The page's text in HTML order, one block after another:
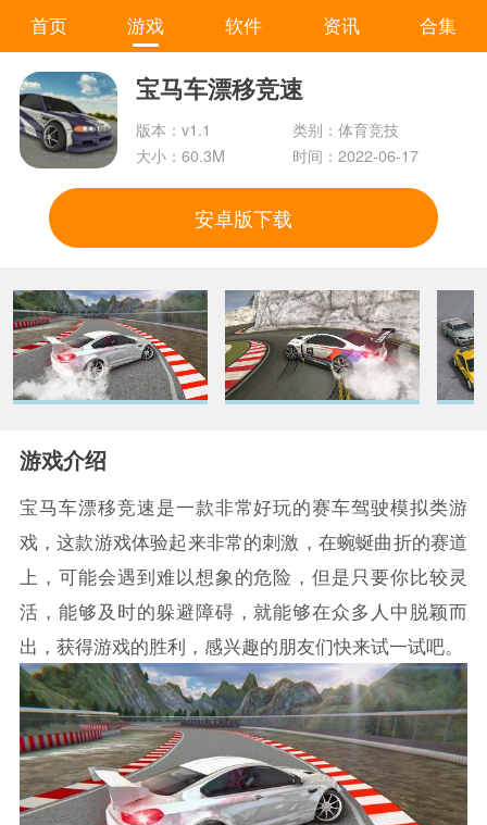
首页 游戏 软件 资讯 合集
宝马车漂移竞速
版本：v1.1
类别：体育竞技
大小：60.3M
时间：2022-06-17
安卓版下载
游戏介绍
宝马车漂移竞速是一款非常好玩的赛车驾驶模拟类游
戏，这款游戏体验起来非常的刺激，在蜿蜒曲折的赛道
上，可能会遇到难以想象的危险，但是只要你比较灵
活，能够及时的躲避障碍，就能够在众多人中脱颖而
出，获得游戏的胜利，感兴趣的朋友们快来试一试吧。